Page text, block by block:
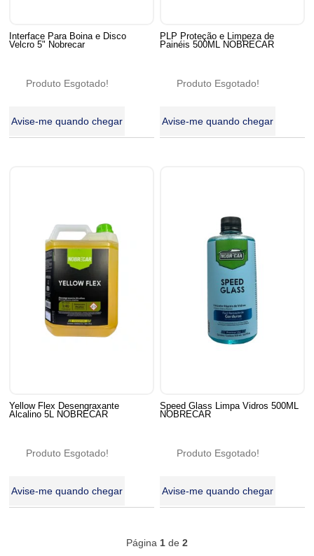
Interface Para Boina e Disco
Velcro 5" Nobrecar
Produto Esgotado!
Avise-me quando chegar
PLP Proteção e Limpeza de
Painéis 500ML NOBRECAR
Produto Esgotado!
Avise-me quando chegar
Yellow Flex Desengraxante
Alcalino 5L NOBRECAR
Produto Esgotado!
Avise-me quando chegar
Speed Glass Limpa Vidros 500ML
NOBRECAR
Produto Esgotado!
Avise-me quando chegar
Página 1de 2